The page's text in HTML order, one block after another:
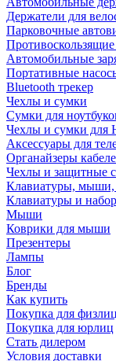
Держатели для
Парковочные
Автомобильные
Портативные
Bluetooth трекер
Чехлы и сумки
Сумки для
Чехлы и сумки для
Аксессуары для
Органайзеры
Чехлы и защитные
Клавиатуры, мыши,
Клавиатуры и
Мыши
Коврики для мыши
Презентеры
Лампы
Блог
Бренды
Как купить
Покупка для
Покупка для юрлиц
Стать дилером
Условия доставки